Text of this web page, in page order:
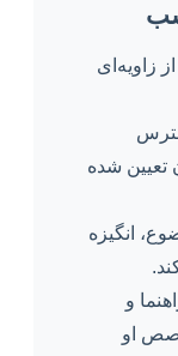
زاویه‌ای
تعیین شده
انگیزه
و
او